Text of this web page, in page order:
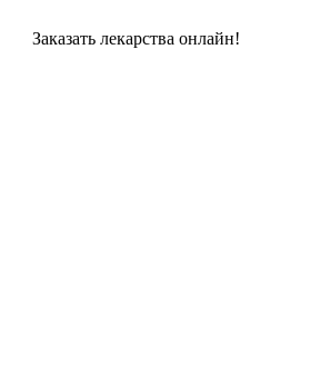
Заказать лекарства онлайн!